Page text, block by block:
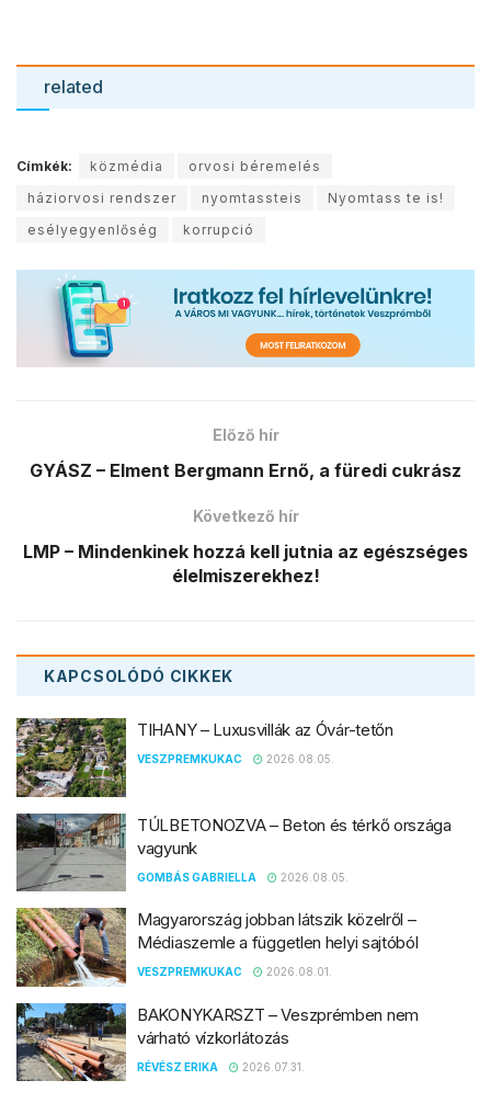
related
Címkék: közmédia
orvosi béremelés
háziorvosi rendszer
nyomtassteis
Nyomtass te is!
esélyegyenlőség
korrupció
Előző hír
GYÁSZ – Elment Bergmann Ernő, a füredi cukrász
Következő hír
LMP – Mindenkinek hozzá kell jutnia az egészséges
élelmiszerekhez!
KAPCSOLÓDÓ CIKKEK
TIHANY – Luxusvillák az Óvár-tetőn
VESZPREMKUKAC 2026.08.05.
TÚLBETONOZVA – Beton és térkő országa
vagyunk
GOMBÁS GABRIELLA 2026.08.05.
Magyarország jobban látszik közelről –
Médiaszemle a független helyi sajtóból
VESZPREMKUKAC 2026.08.01.
BAKONYKARSZT – Veszprémben nem
várható vízkorlátozás
RÉVÉSZ ERIKA 2026.07.31.